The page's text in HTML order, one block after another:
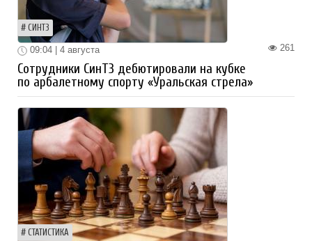
СИНТЗ
261
09:04 | 4 августа
Сотрудники СинТЗ дебютировали на кубке
по арбалетному спорту «Уральская стрела»
СТАТИСТИКА